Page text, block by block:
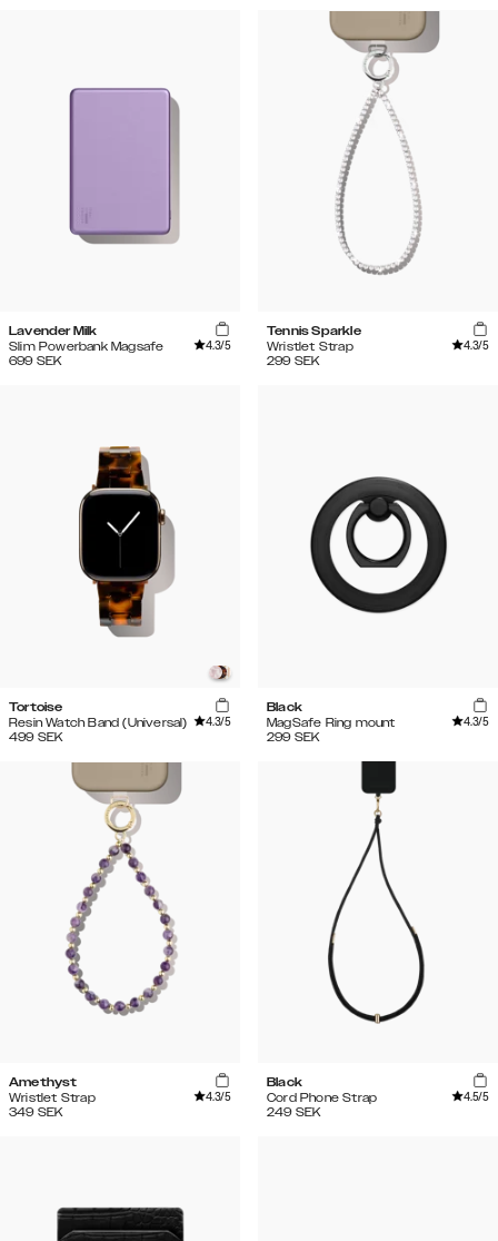
Lavender Milk
Slim Powerbank Magsafe
4.3/5
699 SEK
Tennis Sparkle
Wristlet Strap
4.3/5
299 SEK
Tortoise
Resin Watch Band (Universal)
4.3/5
499 SEK
Black
MagSafe Ring mount
4.3/5
299 SEK
Amethyst
Wristlet Strap
4.3/5
349 SEK
Black
Cord Phone Strap
4.5/5
249 SEK